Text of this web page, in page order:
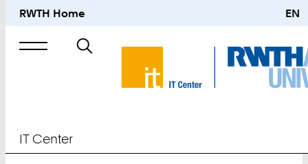
RWTH Home EN
Suche
nach
IT Center